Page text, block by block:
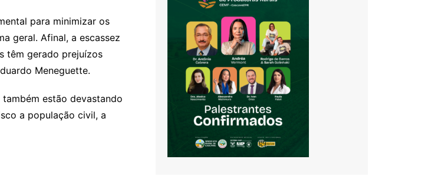
para minimizar os
geral. Afinal, a escassez
têm gerado prejuízos
Meneguette.
estão devastando
a população civil, a